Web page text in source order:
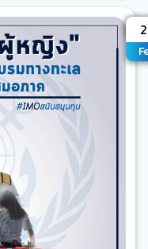
ร์เรเนียน แต่อย่าเพิ่ง
“ว้าว!” สุด ๆ) เพราะ
ลาสที่รองรับงานสินค้า
ดตัวเทอร์มินัลน้ำลึกแห่ง
บริษัทผู้บริหาร